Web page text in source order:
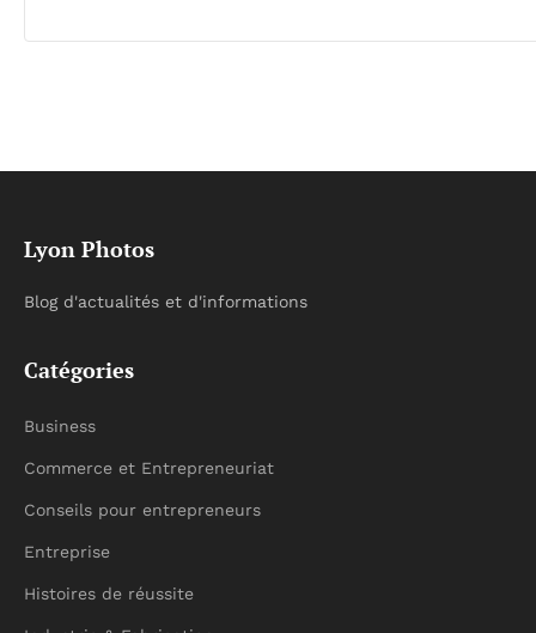
Lyon Photos
Blog d'actualités et d'informations
Catégories
Business
Commerce et Entrepreneuriat
Conseils pour entrepreneurs
Entreprise
Histoires de réussite